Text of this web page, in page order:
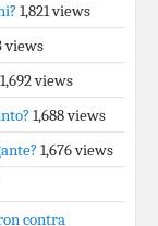
1,821 views
views
1,692 views
1,688 views
1,676 views
contra